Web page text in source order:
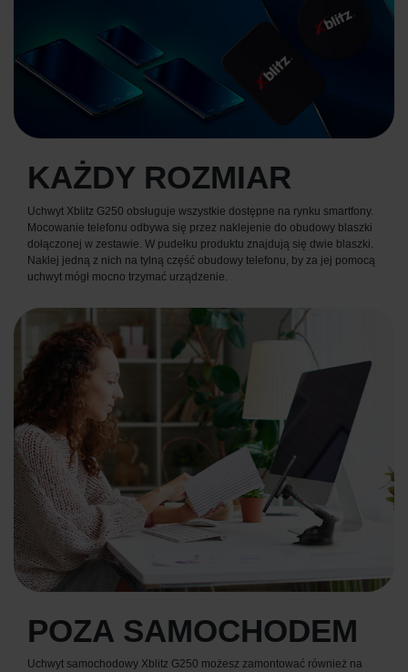
KAŻDY ROZMIAR
Uchwyt Xblitz G250 obsługuje wszystkie dostępne na rynku smartfony.
Mocowanie telefonu odbywa się przez naklejenie do obudowy blaszki
dołączonej w zestawie. W pudełku produktu znajdują się dwie blaszki.
Naklej jedną z nich na tylną część obudowy telefonu, by za jej pomocą
uchwyt mógł mocno trzymać urządzenie.
POZA SAMOCHODEM
Uchwyt samochodowy Xblitz G250 możesz zamontować również na